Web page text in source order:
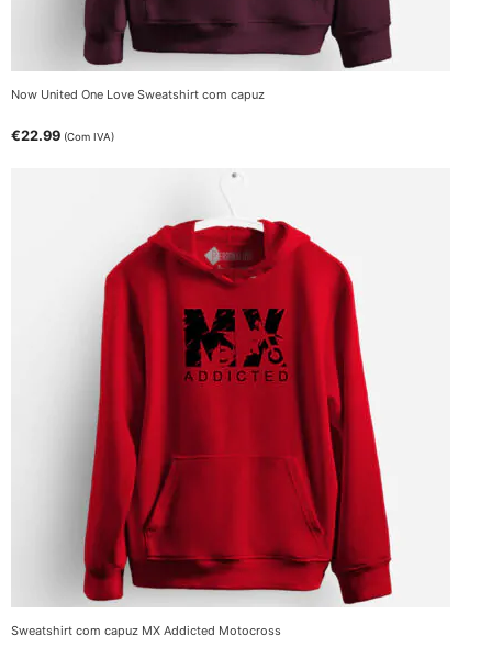
Now United One Love Sweatshirt com capuz
€22.99 (Com IVA)
Sweatshirt com capuz MX Addicted Motocross